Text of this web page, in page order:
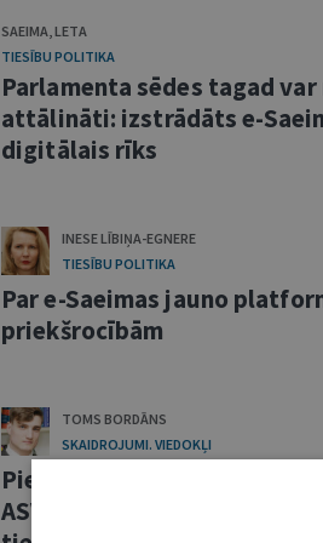
SAEIMA,LETA
TIESĪBU POLITIKA
Parlamenta sēdes tagad
attālināti: izstrādāts e-
digitālais rīks
INESE LĪBIŅA-EGNERE
TIESĪBU POLITIKA
Par e-Saeimas jauno
priekšrocībām
TOMS BORDĀNS
SKAIDROJUMI. VIEDOKĻI
Pierādījumu iegūšana un
ASV civilprocesā